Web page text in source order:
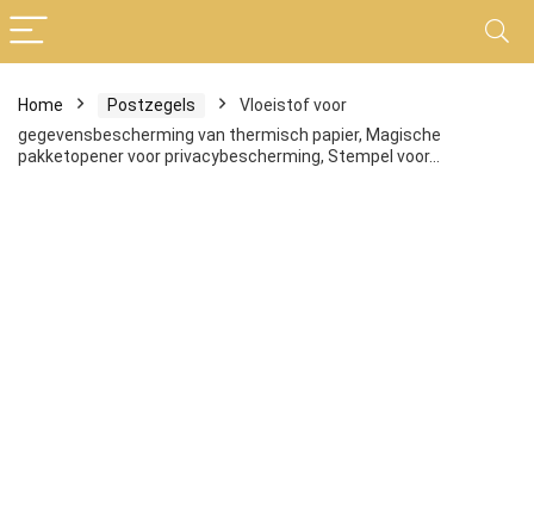
Home Postzegels
Vloeistof voor
gegevensbescherming van thermisch papier, Magische
pakketopener voor privacybescherming, Stempel voor…